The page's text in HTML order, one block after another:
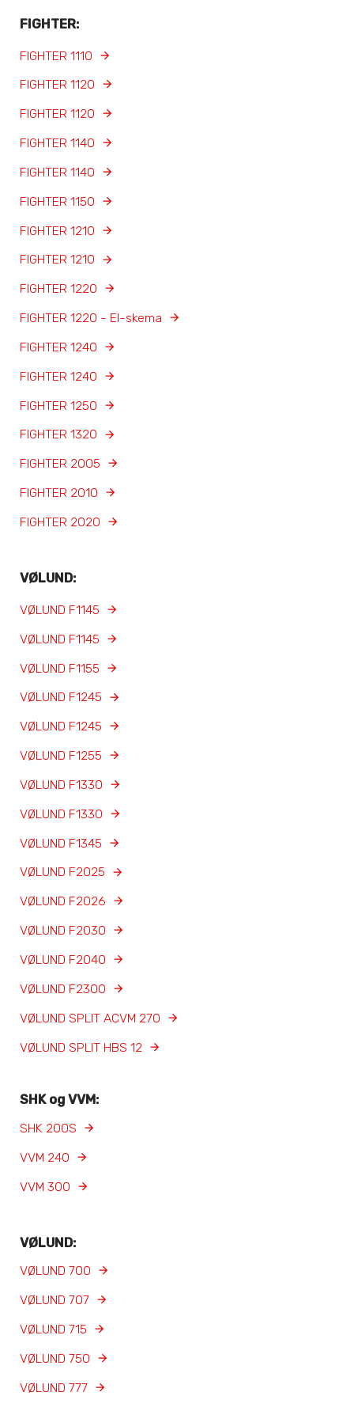
FIGHTER:
FIGHTER 1110
FIGHTER 1120
FIGHTER 1120
FIGHTER 1140
FIGHTER 1140
FIGHTER 1150
FIGHTER 1210
FIGHTER 1210
FIGHTER 1220
FIGHTER 1220 - El-skema
FIGHTER 1240
FIGHTER 1240
FIGHTER 1250
FIGHTER 1320
FIGHTER 2005
FIGHTER 2010
FIGHTER 2020
VØLUND:
VØLUND F1145
VØLUND F1145
VØLUND F1155
VØLUND F1245
VØLUND F1245
VØLUND F1255
VØLUND F1330
VØLUND F1330
VØLUND F1345
VØLUND F2025
VØLUND F2026
VØLUND F2030
VØLUND F2040
VØLUND F2300
VØLUND SPLIT ACVM 270
VØLUND SPLIT HBS 12
SHK og VVM:
SHK 200S
VVM 240
VVM 300
VØLUND:
VØLUND 700
VØLUND 707
VØLUND 715
VØLUND 750
VØLUND 777